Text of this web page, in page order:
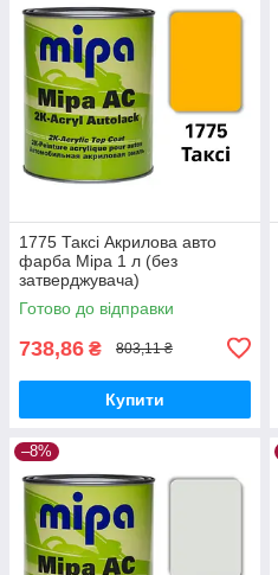
1775 Таксі Акрилова авто
фарба Mipa 1 л (без
затверджувача)
Готово до відправки
738,86 ₴ 803,11 ₴
Купити
–8%